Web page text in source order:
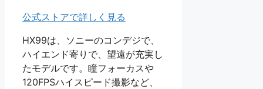
公式ストアで詳しく見る
HX99は、ソニーのコンデジで、
ハイエンド寄りで、望遠が充実し
たモデルです。瞳フォーカスや
120FPSハイスピード撮影など、